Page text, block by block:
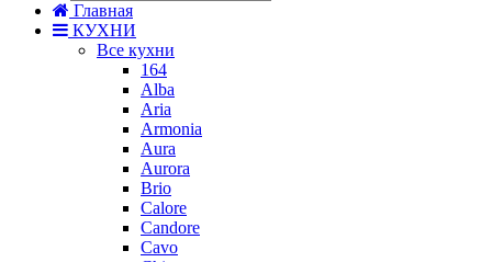
Главная
КУХНИ
Все кухни
164
Alba
Aria
Armonia
Aura
Aurora
Brio
Calore
Candore
Cavo